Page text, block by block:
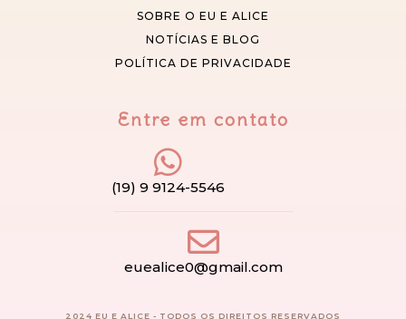
SOBRE O EU E ALICE
NOTÍCIAS E BLOG
POLÍTICA DE PRIVACIDADE
Entre em contato
(19) 9 9124-5546
euealice0@gmail.com
2024 EU E ALICE - TODOS OS DIREITOS RESERVADOS